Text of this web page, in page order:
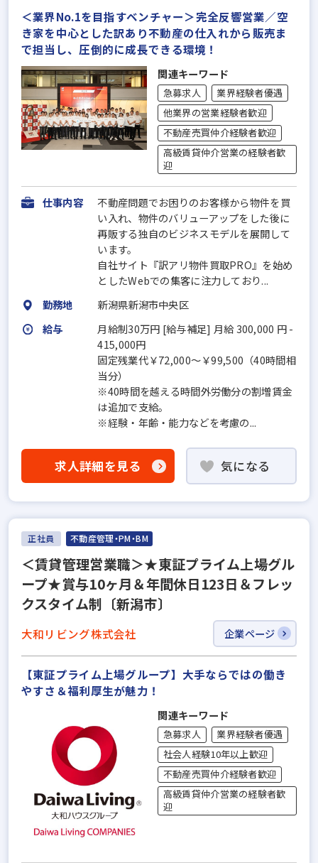
＜業界No.1を目指すベンチャー＞完全反響営業／空
き家を中心とした訳あり不動産の仕入れから販売ま
で担当し、圧倒的に成長できる環境！
関連キーワード
急募求人
業界経験者優遇
他業界の営業経験者歓迎
不動産売買仲介経験者歓迎
高級賃貸仲介営業の経験者歓
迎
仕事内容
不動産問題でお困りのお客様から物件を買
い入れ、物件のバリューアップをした後に
再販する独自のビジネスモデルを展開して
います。
自社サイト『訳アリ物件買取PRO』を始め
としたWebでの集客に注力しており...
勤務地
新潟県新潟市中央区
給与
月給制30万円 [給与補足] 月給 300,000 円 -
415,000円
固定残業代￥72,000～￥99,500（40時間相
当分）
※40時間を越える時間外労働分の割増賃金
は追加で支給。
※経験・年齢・能力などを考慮の...
求人詳細を見る 気になる
正社員 不動産管理・PM・BM
＜賃貸管理営業職＞★東証プライム上場グル
ープ★賞与10ヶ月＆年間休日123日＆フレッ
クスタイム制〔新潟市〕
大和リビング株式会社 企業ページ
【東証プライム上場グループ】大手ならではの働き
やすさ＆福利厚⽣が魅力！
関連キーワード
急募求人
業界経験者優遇
社会人経験10年以上歓迎
不動産売買仲介経験者歓迎
高級賃貸仲介営業の経験者歓
迎